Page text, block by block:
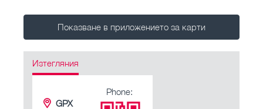
Показване в приложението за карти
Изтегляния
GPX
Phone: